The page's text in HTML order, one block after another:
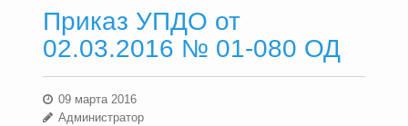
Приказ УПДО от
02.03.2016 № 01-080 ОД
09 марта 2016
Администратор